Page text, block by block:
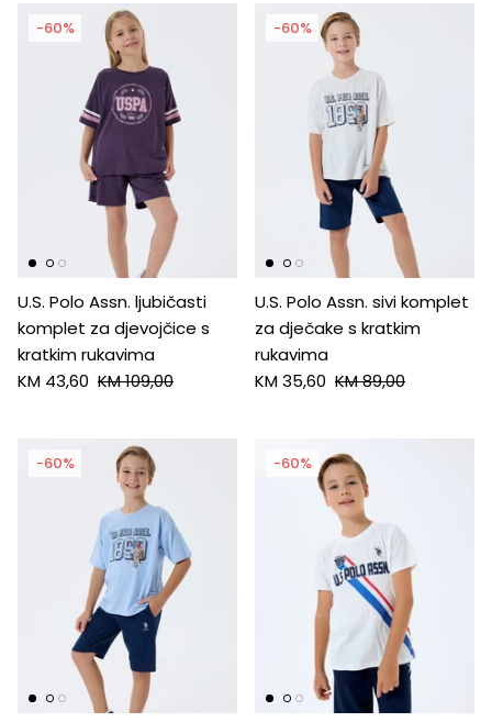
-60%
U.S. Polo Assn. ljubičasti
komplet za djevojčice s
kratkim rukavima
KM 43,60 KM 109,00
-60%
U.S. Polo Assn. sivi komplet
za dječake s kratkim
rukavima
KM 35,60 KM 89,00
-60% -60%